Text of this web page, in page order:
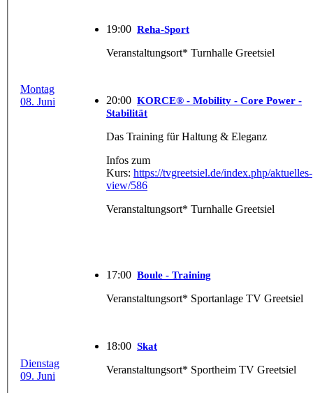
Montag
08. Juni
19:00 Reha-Sport
Veranstaltungsort* Turnhalle Greetsiel
20:00 KORCE® - Mobility - Core Power -
Stabilität
Das Training für Haltung & Eleganz
Infos zum
Kurs: https://tvgreetsiel.de/index.php/aktuelles-
view/586
Veranstaltungsort* Turnhalle Greetsiel
Dienstag
09. Juni
17:00 Boule - Training
Veranstaltungsort* Sportanlage TV Greetsiel
18:00 Skat
Veranstaltungsort* Sportheim TV Greetsiel